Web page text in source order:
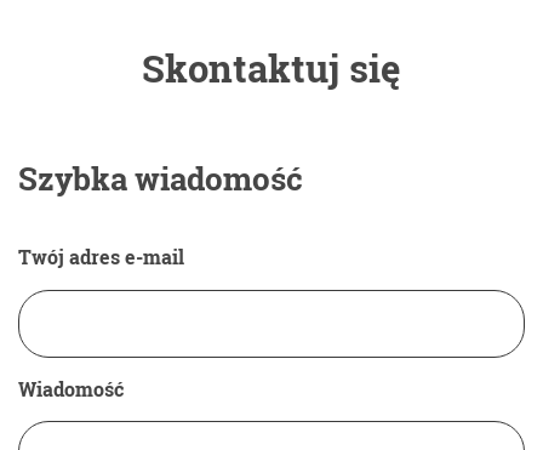
Skontaktuj się
Szybka wiadomość
Twój adres e-mail
Wiadomość